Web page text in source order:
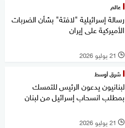
عالم
رسالة إسرائيلية "لافتة" بشأن الضربات
الأميركية على إيران
l 21 يوليو 2026
شرق أوسط
لبنانيون يدعون الرئيس للتمسك
بمطلب انسحاب إسرائيل من لبنان
l 21 يوليو 2026